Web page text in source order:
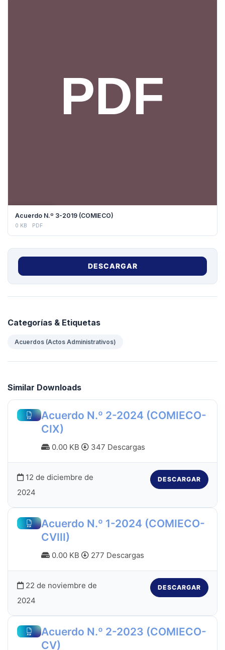
Acuerdo N.º 3-2019 (COMIECO)
0 KB PDF
DESCARGAR
Categorías & Etiquetas
Acuerdos (Actos Administrativos)
Similar Downloads
Acuerdo N.º 2-2024 (COMIECO-
CIX)
0.00 KB 347 Descargas
12 de diciembre de
2024
DESCARGAR
Acuerdo N.º 1-2024 (COMIECO-
CVIII)
0.00 KB 277 Descargas
22 de noviembre de
2024
DESCARGAR
Acuerdo N.º 2-2023 (COMIECO-
CV)